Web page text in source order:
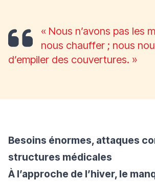
« Nous n’avons pas les
nous chauffer ; nous
d’empiler des couvertures. »
Besoins énormes, attaques
structures médicales
À l’approche de l’hiver, le